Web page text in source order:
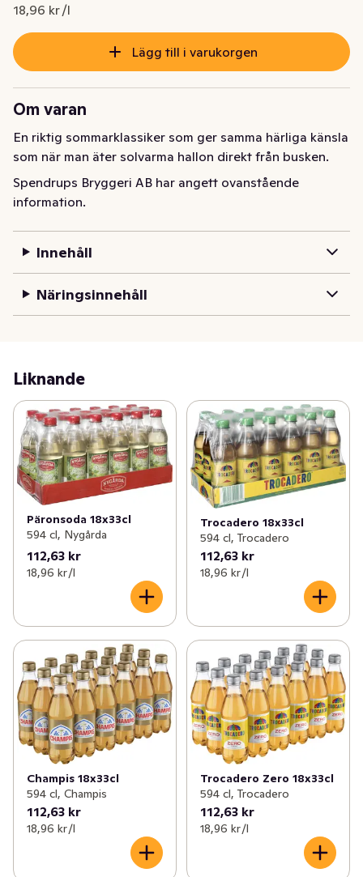
18,96 kr /l
Lägg till i varukorgen
Om varan
En riktig sommarklassiker som ger samma härliga känsla
som när man äter solvarma hallon direkt från busken.
Spendrups Bryggeri AB har angett ovanstående
information.
Innehåll
Näringsinnehåll
Liknande
Päronsoda 18x33cl
594 cl, Nygårda
112,63 kr
18,96 kr /l
Trocadero 18x33cl
594 cl, Trocadero
112,63 kr
18,96 kr /l
Champis 18x33cl
594 cl, Champis
112,63 kr
18,96 kr /l
Trocadero Zero 18x33cl
594 cl, Trocadero
112,63 kr
18,96 kr /l